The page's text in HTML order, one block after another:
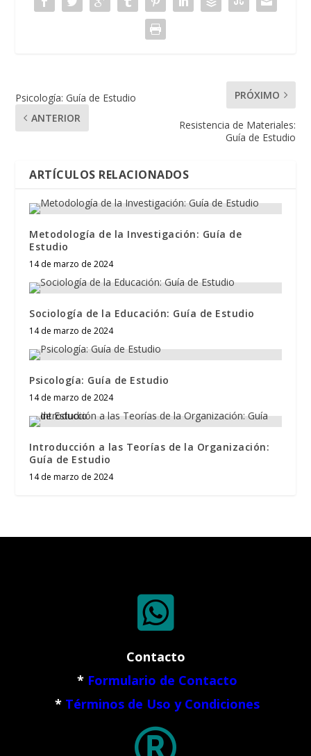
Psicología: Guía de Estudio
ANTERIOR
PRÓXIMO
Resistencia de Materiales:
Guía de Estudio
ARTÍCULOS RELACIONADOS
Metodología de la Investigación: Guía de
Estudio
14 de marzo de 2024
Sociología de la Educación: Guía de Estudio
14 de marzo de 2024
Psicología: Guía de Estudio
14 de marzo de 2024
Introducción a las Teorías de la Organización:
Guía de Estudio
14 de marzo de 2024

Contacto
* Formulario de Contacto
* Términos de Uso y Condiciones
